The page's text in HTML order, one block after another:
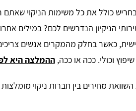
בחריש כולל את כל משימות הניקוי
הניקיון הנדרשים לכם? במילים
כאשר בחלק מהמקרים אנשים צריכים
וכולי. ככה או ככה,ההמלצה היא
השוואת מחירים בין חברות ניקוי